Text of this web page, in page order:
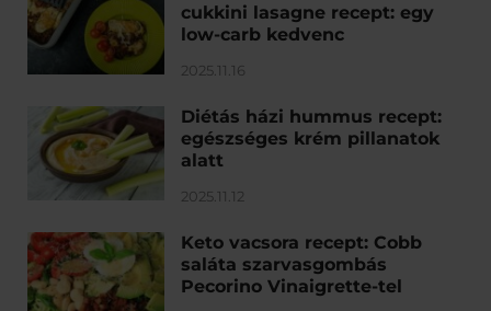
cukkini lasagne recept: egy
low-carb kedvenc
2025.11.16
Diétás házi hummus recept:
egészséges krém pillanatok
alatt
2025.11.12
Keto vacsora recept: Cobb
saláta szarvasgombás
Pecorino Vinaigrette-tel